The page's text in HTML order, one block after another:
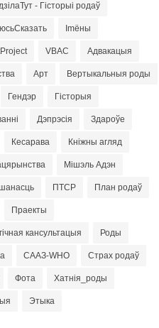
- Гісторыі родаў
Imёны
VBAC Адвакацыя
Арт Вертыкальныя роды
Гендэр Гісторыя
Дэпрэсія Здароўе
Кесарава Кніжны агляд
Мішэль Адэн
ПТСР План родаў
Праекты
кансультацыя Роды
СААЗ-WHO Страх родаў
Фота Хатнія_роды
Этыка